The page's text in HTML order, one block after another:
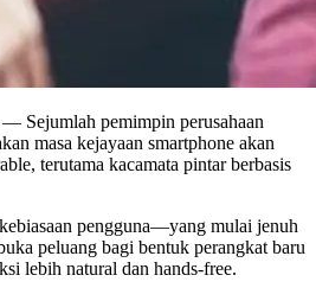
Sejumlah pemimpin perusahaan
masa kejayaan smartphone akan
terutama kacamata pintar berbasis
pengguna—yang mulai jenuh
peluang bagi bentuk perangkat baru
lebih natural dan hands-free.